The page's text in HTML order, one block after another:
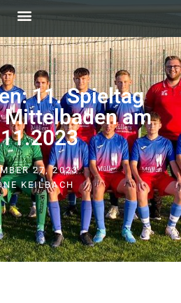
11. Spieltag
am
27, 2023
KEILBACH